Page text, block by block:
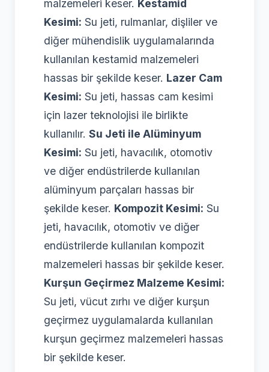
malzemeleri keser. Kestamid
Kesimi: Su jeti, rulmanlar, dişliler ve
diğer mühendislik uygulamalarında
kullanılan kestamid malzemeleri
hassas bir şekilde keser. Lazer Cam
Kesimi: Su jeti, hassas cam kesimi
için lazer teknolojisi ile birlikte
kullanılır. Su Jeti ile Alüminyum
Kesimi: Su jeti, havacılık, otomotiv
ve diğer endüstrilerde kullanılan
alüminyum parçaları hassas bir
şekilde keser. Kompozit Kesimi: Su
jeti, havacılık, otomotiv ve diğer
endüstrilerde kullanılan kompozit
malzemeleri hassas bir şekilde keser.
Kurşun Geçirmez Malzeme Kesimi:
Su jeti, vücut zırhı ve diğer kurşun
geçirmez uygulamalarda kullanılan
kurşun geçirmez malzemeleri hassas
bir şekilde keser.